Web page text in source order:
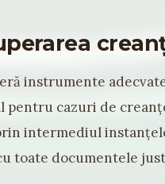
instrumente
pentru cazuri de
intermediul
toate documentele